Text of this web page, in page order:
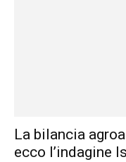
La bilancia
ecco l’indagine